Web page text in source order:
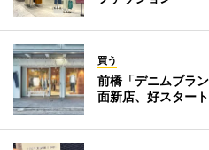
買う
前橋「デニムブラ
面新店、好スタート